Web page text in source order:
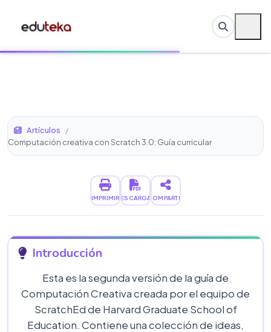
Artículos
/
Computación creativa con Scratch 3.0: Guía curricular
IMPRIMIRDESCARGARCOMPARTIR
Introducción
Esta es la segunda versión de la guía de
Computación Creativa creada por el equipo de
ScratchEd de Harvard Graduate School of
Education. Contiene una colección de ideas,